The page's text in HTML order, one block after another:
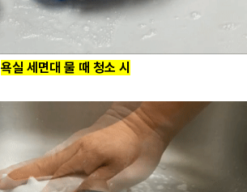
욕실 세면대 물 때 청소 시